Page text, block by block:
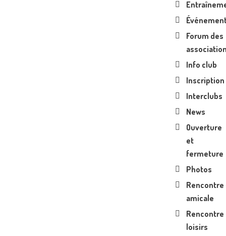
Forum des
Info club
Inscription
Interclubs
News
Ouverture
et
fermeture
Photos
Rencontre
amicale
Rencontre
loisirs